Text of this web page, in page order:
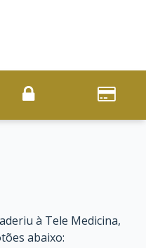
à Tele Medicina,
abaixo: